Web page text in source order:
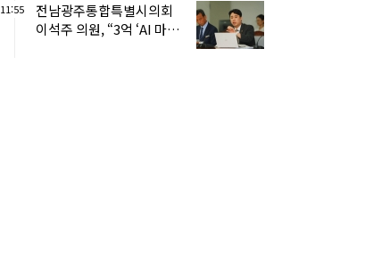
11:55
전남광주통합특별시의회
이석주 의원, “3억 ‘AI 마스